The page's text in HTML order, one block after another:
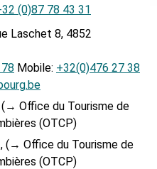
(0)87 78 43 31
Laschet 8, 4852
Mobile: +32(0)476 27 38
(→ Office du Tourisme de
(OTCP)
, (→ Office du Tourisme de
(OTCP)